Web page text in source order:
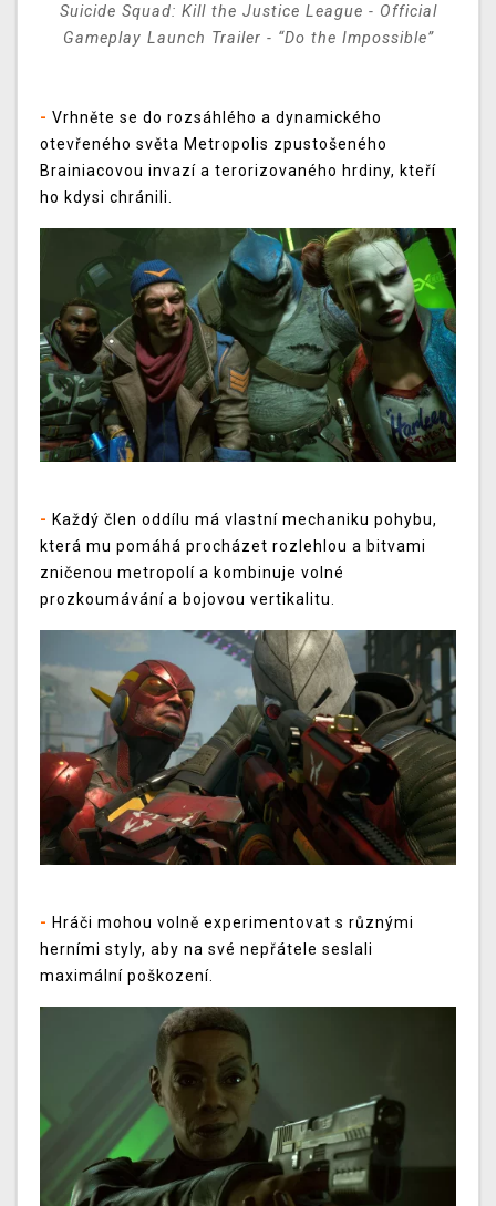
Suicide Squad: Kill the Justice League - Official
Gameplay Launch Trailer - “Do the Impossible”
- Vrhněte se do rozsáhlého a dynamického
otevřeného světa Metropolis zpustošeného
Brainiacovou invazí a terorizovaného hrdiny, kteří
ho kdysi chránili.
- Každý člen oddílu má vlastní mechaniku pohybu,
která mu pomáhá procházet rozlehlou a bitvami
zničenou metropolí a kombinuje volné
prozkoumávání a bojovou vertikalitu.
- Hráči mohou volně experimentovat s různými
herními styly, aby na své nepřátele seslali
maximální poškození.